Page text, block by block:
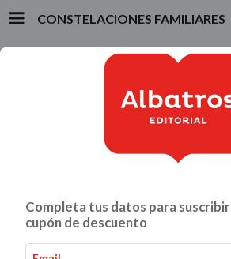
CONSTELACIONES FAMILIARES
PRODUCTOS
ALIMENTACIÓN Y GASTRONOMÍA
Inicio - Mente, Cuerpo y Alma -
Completa tus datos para
cupón de descuento